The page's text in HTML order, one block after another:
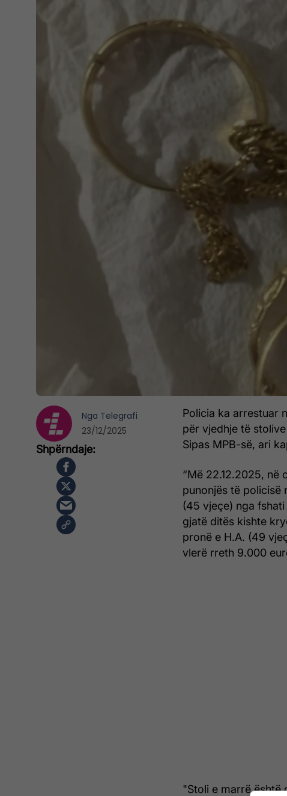
Policia ka arrestuar
për vjedhje të
Sipas MPB-së, ari
“Më 22.12.2025, në
punonjës të policisë
(45 vjeçe) nga
gjatë ditës kishte
pronë e H.A. (49
vlerë rreth 9.000
"Stoli e marrë është
Nga Telegrafi
23/12/2025